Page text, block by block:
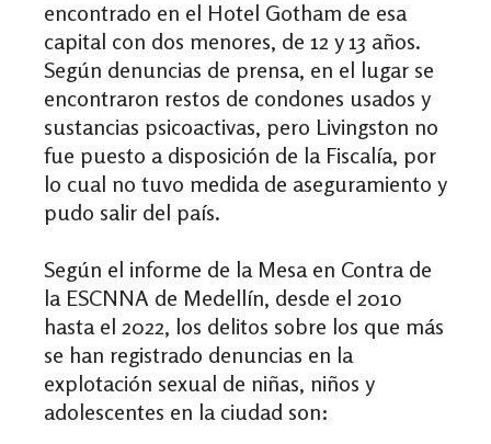
encontrado en el Hotel Gotham de esa
capital con dos menores, de 12 y 13 años.
Según denuncias de prensa, en el lugar se
encontraron restos de condones usados y
sustancias psicoactivas, pero Livingston no
fue puesto a disposición de la Fiscalía, por
lo cual no tuvo medida de aseguramiento y
pudo salir del país.
Según el informe de la Mesa en Contra de
la ESCNNA de Medellín, desde el 2010
hasta el 2022, los delitos sobre los que más
se han registrado denuncias en la
explotación sexual de niñas, niños y
adolescentes en la ciudad son: